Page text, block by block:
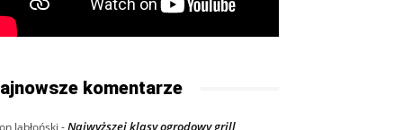
komentarze
Jabłoński -Najwyższej klasy ogrodowy grill